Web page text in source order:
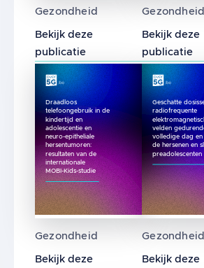
Gezondheid
Bekijk deze
publicatie
Gezondheid
Bekijk deze
publicatie
Draadloos
telefoongebruik in de
kindertijd en
adolescentie en
neuro-epitheliale
hersentumoren:
resultaten van de
internationale
MOBI-Kids-studie
Gezondheid
Bekijk deze
Geschatte
radiofrequente
velden
volledige dag
de hersenen en
preadolescenten
Gezondheid
Bekijk deze